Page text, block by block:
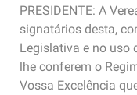
PRESIDENTE: A
signatários desta,
Legislativa e no uso
lhe conferem o
Vossa Excelência